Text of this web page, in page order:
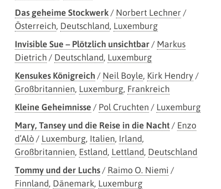
Das geheime Stockwerk/ Norbert Lechner /
Österreich, Deutschland, Luxemburg
Invisible Sue – Plötzlich unsichtbar/ Markus
Dietrich / Deutschland, Luxemburg
Kensukes Königreich / Neil Boyle, Kirk Hendry /
Großbritannien, Luxemburg, Frankreich
Kleine Geheimnisse / Pol Cruchten / Luxemburg
Mary, Tansey und die Reise in die Nacht/ Enzo
d’Alò/ Luxemburg, Italien, Irland,
Großbritannien, Estland, Lettland, Deutschland
Tommy und der Luchs/ Raimo O. Niemi /
Finnland, Dänemark, Luxemburg